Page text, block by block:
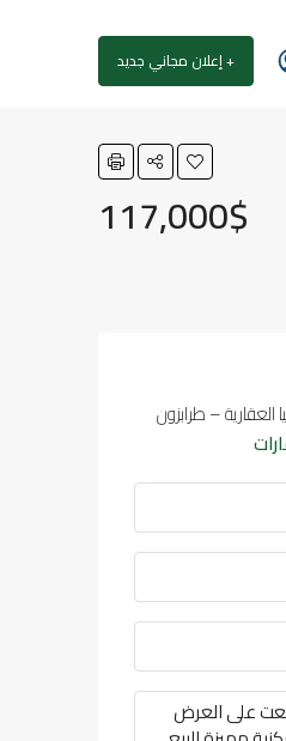
+ إعلان مجاني جديد
117,000$
العقارية – طرابزون